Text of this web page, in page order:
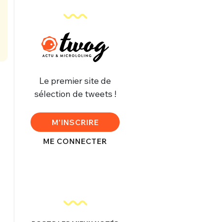
Le premier site de
sélection de tweets !
M'INSCRIRE
ME CONNECTER
FERMER